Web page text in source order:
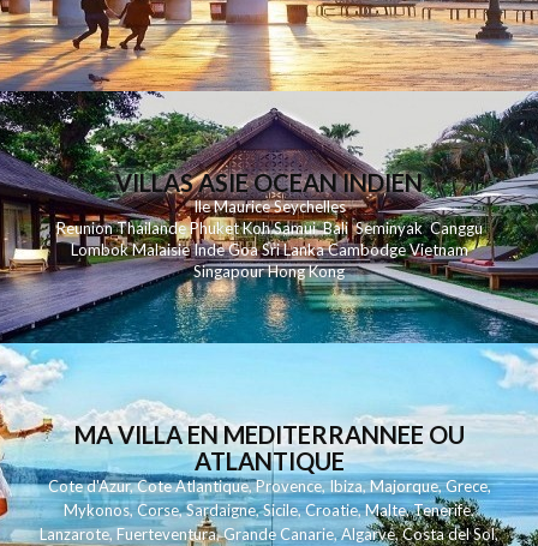
VILLAS ASIE OCEAN INDIEN
Ile MauriceSeychelles
ReunionThailandePhuketKohSamui Bali SeminyakCanggu
LombokMalaisieIndeGoaSri LankaCambodgeVietnam
SingapourHong Kong
MA VILLA EN MEDITERRANNEE OU
ATLANTIQUE
Cote d'Azur,Cote Atlantique,Provence,Ibiza,Majorque,Grece,
Mykonos,Corse,Sardaigne,Sicile,Croatie,Malte,Tenerife,
Lanzarote,Fuerteventura,Grande Canarie,Algarve,Costa del Sol,